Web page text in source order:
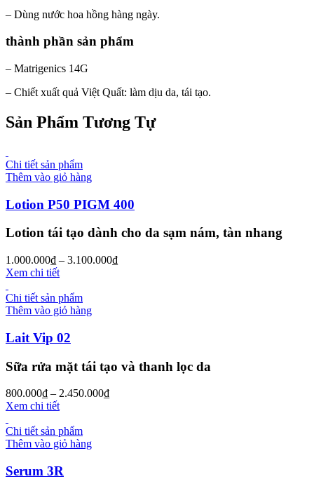
– Dùng nước hoa hồng hàng ngày.
thành phần sản phẩm
– Matrigenics 14G
– Chiết xuất quả Việt Quất: làm dịu da, tái tạo.
Sản Phẩm Tương Tự
Chi tiết sản phẩm
Thêm vào giỏ hàng
Lotion P50 PIGM 400
Lotion tái tạo dành cho da sạm nám, tàn nhang
1.000.000₫ – 3.100.000₫
Xem chi tiết
Chi tiết sản phẩm
Thêm vào giỏ hàng
Lait Vip 02
Sữa rửa mặt tái tạo và thanh lọc da
800.000₫ – 2.450.000₫
Xem chi tiết
Chi tiết sản phẩm
Thêm vào giỏ hàng
Serum 3R